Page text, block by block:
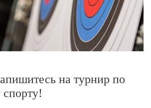
на турнир по
спорту!